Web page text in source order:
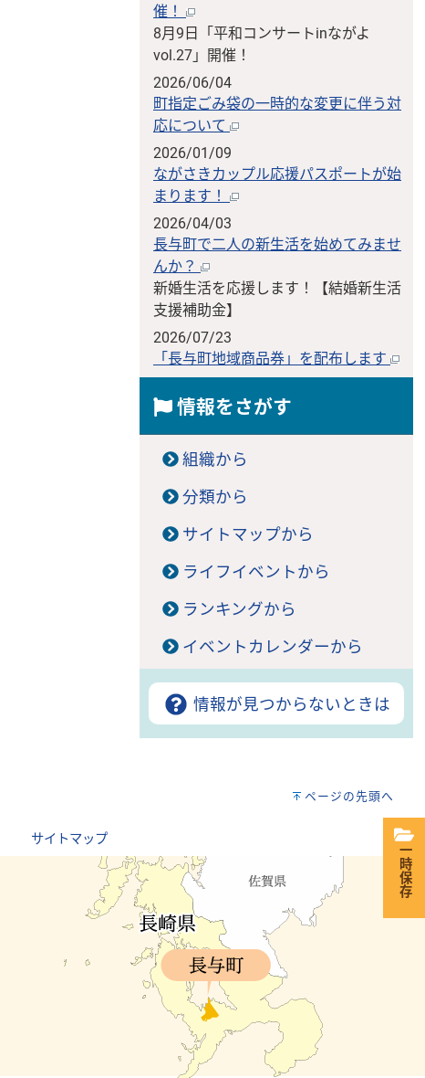
催！
8月9日「平和コンサートinながよ
vol.27」開催！
2026/06/04
町指定ごみ袋の一時的な変更に伴う対
応について
2026/01/09
ながさきカップル応援パスポートが始
まります！
2026/04/03
長与町で二人の新生活を始めてみませ
んか？
新婚生活を応援します！【結婚新生活
支援補助金】
2026/07/23
「長与町地域商品券」を配布します
情報をさがす
組織から
分類から
サイトマップから
ライフイベントから
ランキングから
イベントカレンダーから
情報が見つからないときは
ページの先頭へ
サイトマップ
一時保存